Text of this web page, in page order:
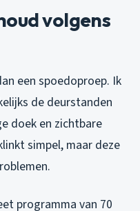
volgens
een spoedoproep. Ik
de deurstanden
doek en zichtbare
simpel, maar deze
programma van 70